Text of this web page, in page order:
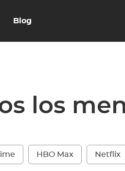
Blog
los
HBO Max Netflix